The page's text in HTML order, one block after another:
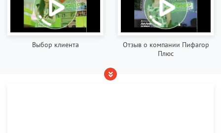
Выбор клиента
Отзыв о компании Пифагор
Плюс